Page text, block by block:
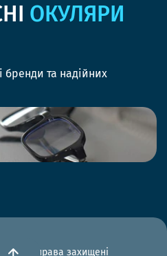
ОКУЛЯРИ
бренди та надійних
Всі права захищені